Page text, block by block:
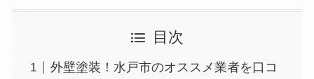
目次
外壁塗装！水戸市のオススメ業者を口コ